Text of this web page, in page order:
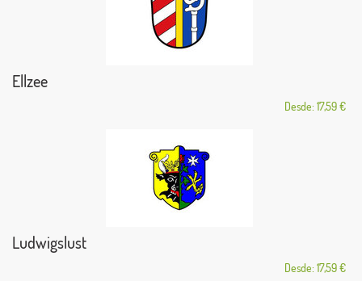
Ellzee
Desde: 17,59 €
Ludwigslust
Desde: 17,59 €